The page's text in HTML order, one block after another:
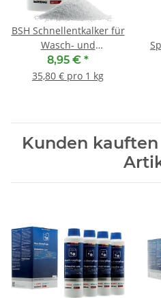
BSH Schnellentkalker für
Wasch- und
Spülmaschinen
00312340
8,95 € *
35,80 € pro 1 kg
Kunden